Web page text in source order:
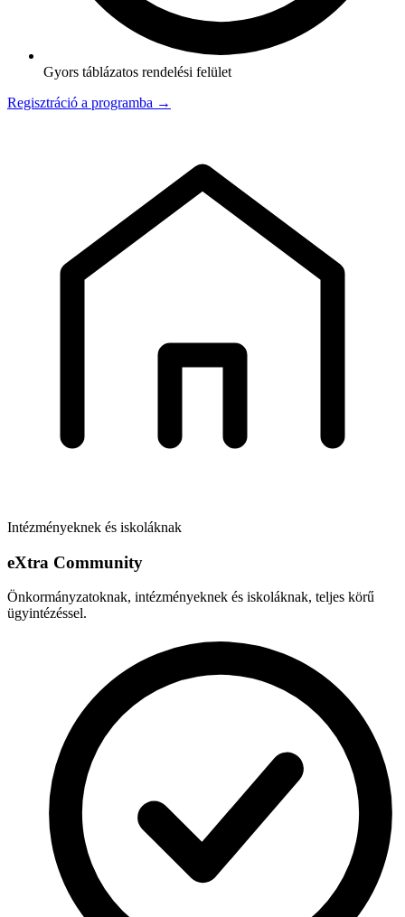
Gyors táblázatos rendelési felület
Regisztráció a programba →
Intézményeknek és iskoláknak
eXtra Community
Önkormányzatoknak, intézményeknek és iskoláknak, teljes körű
ügyintézéssel.